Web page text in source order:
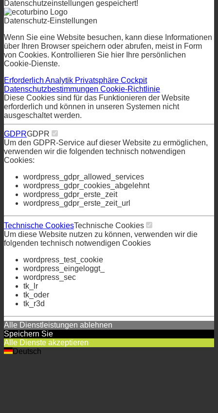
ErforderlichAnalytik
Datenschutzbestimmungen
erforderlich und können in unseren Systemen nicht
ausgeschaltet werden.
GDPRGDPR
verwenden wir die folgenden technisch notwendigen
Cookies:
wordpress_gdpr_allowed_services
wordpress_gdpr_cookies_abgelehnt
wordpress_gdpr_erste_zeit
wordpress_gdpr_erste_zeit_url
Technische Cookies
Technische Cookies
folgenden technisch notwendigen Cookies
wordpress_test_cookie
wordpress_eingeloggt_
wordpress_sec
tk_lr
tk_oder
tk_r3d
Alle Dienstleistungen ablehnen
Speichern Sie
Alle Dienste akzeptieren
Deutsch